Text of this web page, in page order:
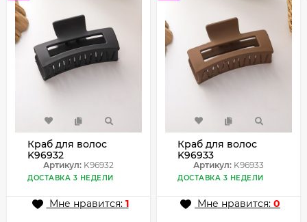
Краб для волос
K96932
Артикул: K96932
ДОСТАВКА 3 НЕДЕЛИ
Мне нравится: 1
Краб для волос
K96933
Артикул: K96933
ДОСТАВКА 3 НЕДЕЛИ
Мне нравится: 0